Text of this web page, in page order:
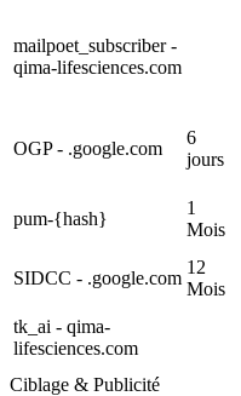
mailpoet_subscriber -
qima-lifesciences.com
OGP - .google.com
6
jours
pum-{hash}
1
Mois
SIDCC - .google.com
12
Mois
tk_ai - qima-
lifesciences.com
Ciblage & Publicité